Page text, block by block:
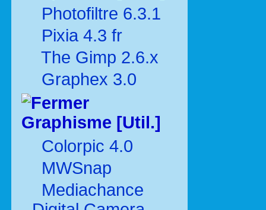
Photofiltre 6.3.1
Pixia 4.3 fr
The Gimp 2.6.x
Graphex 3.0
Graphisme [Util.]
Colorpic 4.0
MWSnap
Mediachance